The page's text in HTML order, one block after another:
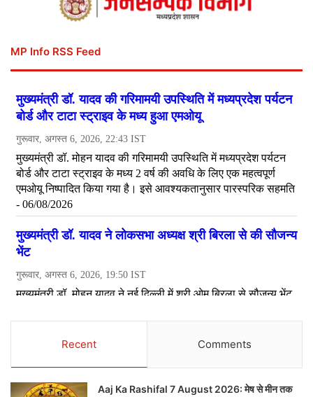
MP Info RSS Feed
Recent Comments
Aaj Ka Rashifal 7 August 2026: मेष से मीन तक